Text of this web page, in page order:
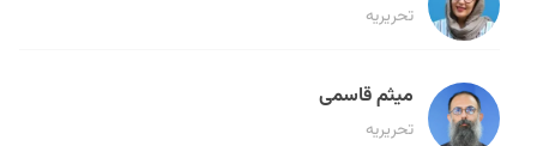
تحریریه
میثم قاسمی
تحریریه